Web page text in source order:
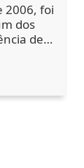
2006, foi
dos
de
os
das
e das